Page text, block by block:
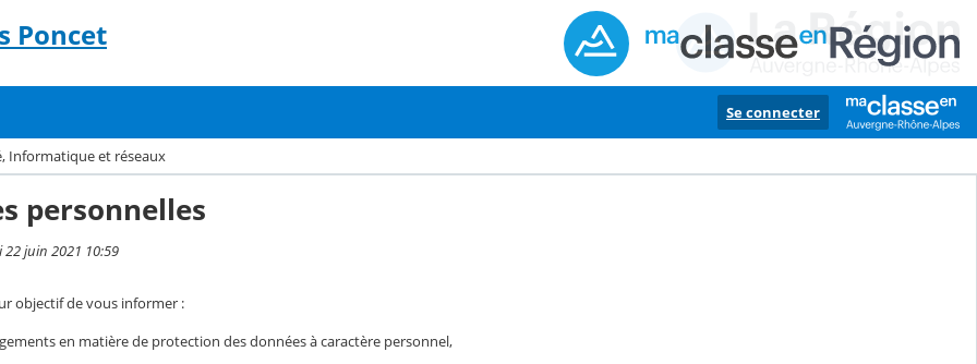
Poncet
Se connecter
Informatique et réseaux
personnelles
juin 2021 10:59
objectif de vous informer :
en matière de protection des données à caractère personnel,